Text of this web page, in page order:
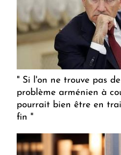
" Si l'on ne trouve pas
problème arménien à
pourrait bien être en
fin "